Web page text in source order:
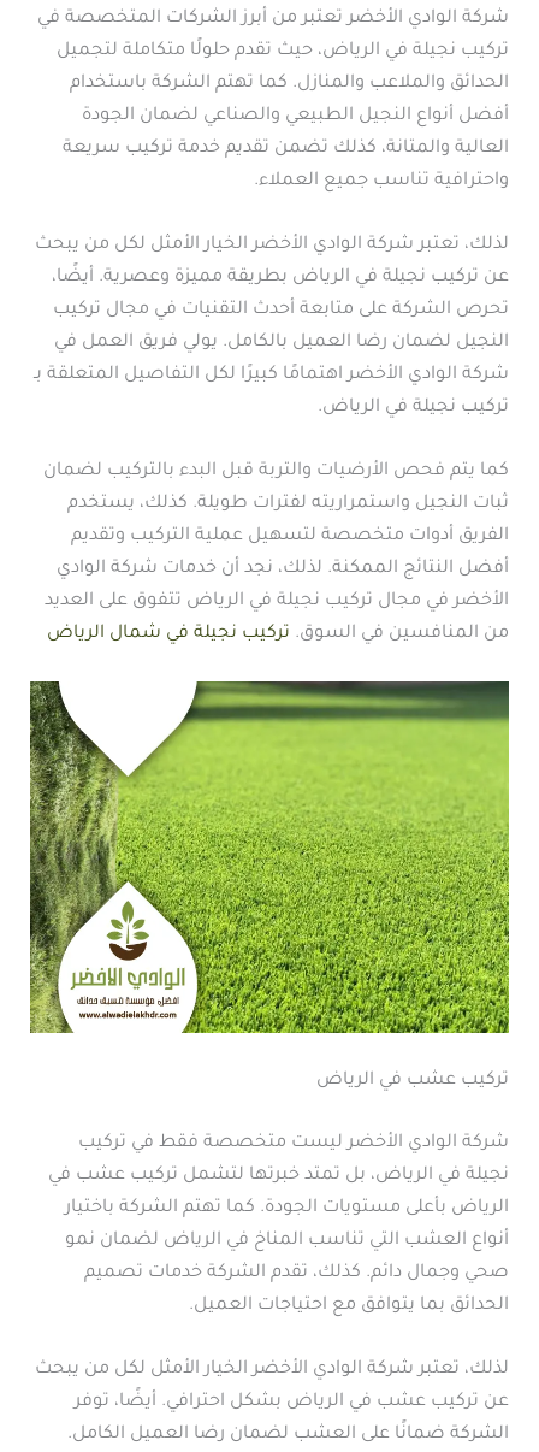
شركة الوادي الأخضر تعتبر من أبرز الشركات المتخصصة في
تركيب نجيلة في الرياض، حيث تقدم حلولًا متكاملة لتجميل
الحدائق والملاعب والمنازل. كما تهتم الشركة باستخدام
أفضل أنواع النجيل الطبيعي والصناعي لضمان الجودة
العالية والمتانة، كذلك تضمن تقديم خدمة تركيب سريعة
واحترافية تناسب جميع العملاء.
لذلك، تعتبر شركة الوادي الأخضر الخيار الأمثل لكل من يبحث
عن تركيب نجيلة في الرياض بطريقة مميزة وعصرية. أيضًا،
تحرص الشركة على متابعة أحدث التقنيات في مجال تركيب
النجيل لضمان رضا العميل بالكامل. يولي فريق العمل في
شركة الوادي الأخضر اهتمامًا كبيرًا لكل التفاصيل المتعلقة بـ
تركيب نجيلة في الرياض.
كما يتم فحص الأرضيات والتربة قبل البدء بالتركيب لضمان
ثبات النجيل واستمراريته لفترات طويلة. كذلك، يستخدم
الفريق أدوات متخصصة لتسهيل عملية التركيب وتقديم
أفضل النتائج الممكنة. لذلك، نجد أن خدمات شركة الوادي
الأخضر في مجال تركيب نجيلة في الرياض تتفوق على العديد
من المنافسين في السوق. تركيب نجيلة في شمال الرياض
تركيب عشب في الرياض
شركة الوادي الأخضر ليست متخصصة فقط في تركيب
نجيلة في الرياض، بل تمتد خبرتها لتشمل تركيب عشب في
الرياض بأعلى مستويات الجودة. كما تهتم الشركة باختيار
أنواع العشب التي تناسب المناخ في الرياض لضمان نمو
صحي وجمال دائم. كذلك، تقدم الشركة خدمات تصميم
الحدائق بما يتوافق مع احتياجات العميل.
لذلك، تعتبر شركة الوادي الأخضر الخيار الأمثل لكل من يبحث
عن تركيب عشب في الرياض بشكل احترافي. أيضًا، توفر
الشركة ضمانًا على العشب لضمان رضا العميل الكامل.